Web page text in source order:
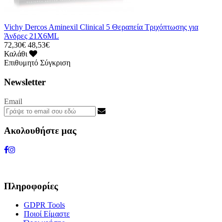
Vichy Dercos Aminexil Clinical 5 Θεραπεία Τριχόπτωσης για
Άνδρες 21X6ML
72,30€ 48,53€
Καλάθι
Επιθυμητό Σύγκριση
Newsletter
Email
Ακολουθήστε μας
Πληροφορίες
GDPR Tools
Ποιοί Είμαστε